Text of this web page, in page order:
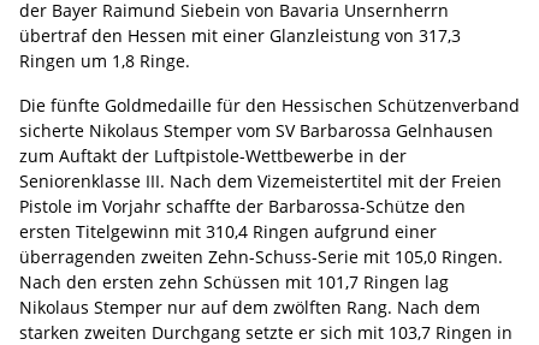
der Bayer Raimund Siebein von Bavaria Unsernherrn
übertraf den Hessen mit einer Glanzleistung von 317,3
Ringen um 1,8 Ringe.
Die fünfte Goldmedaille für den Hessischen Schützenverband
sicherte Nikolaus Stemper vom SV Barbarossa Gelnhausen
zum Auftakt der Luftpistole-Wettbewerbe in der
Seniorenklasse III. Nach dem Vizemeistertitel mit der Freien
Pistole im Vorjahr schaffte der Barbarossa-Schütze den
ersten Titelgewinn mit 310,4 Ringen aufgrund einer
überragenden zweiten Zehn-Schuss-Serie mit 105,0 Ringen.
Nach den ersten zehn Schüssen mit 101,7 Ringen lag
Nikolaus Stemper nur auf dem zwölften Rang. Nach dem
starken zweiten Durchgang setzte er sich mit 103,7 Ringen in